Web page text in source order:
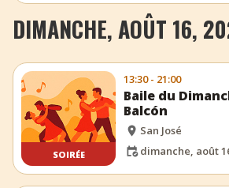
DIMANCHE, AOÛT 16,
SOIRÉE
13:30 - 21:00
Baile du
Balcón
San José
dimanche, août